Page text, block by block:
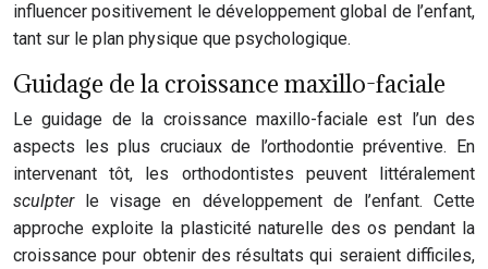
influencer positivement le développement global de l’enfant,
tant sur le plan physique que psychologique.
Guidage de la croissance maxillo-faciale
Le guidage de la croissance maxillo-faciale est l’un des
aspects les plus cruciaux de l’orthodontie préventive. En
intervenant tôt, les orthodontistes peuvent littéralement
sculpter le visage en développement de l’enfant. Cette
approche exploite la plasticité naturelle des os pendant la
croissance pour obtenir des résultats qui seraient difficiles,